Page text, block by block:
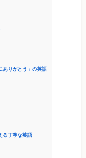
ありがとう」の英語
る丁寧な英語